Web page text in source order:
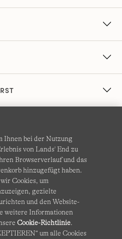
& Sicherheit
Barrierefreiheit
Websites
Ihnen bei der Nutzung
von Lands' End zu
Browserverlauf und das
hinzugefügt haben.
Cookies, um
gezielte
und den Website-
weitere Informationen
Cookie-Richtlinie.
um alle Cookies